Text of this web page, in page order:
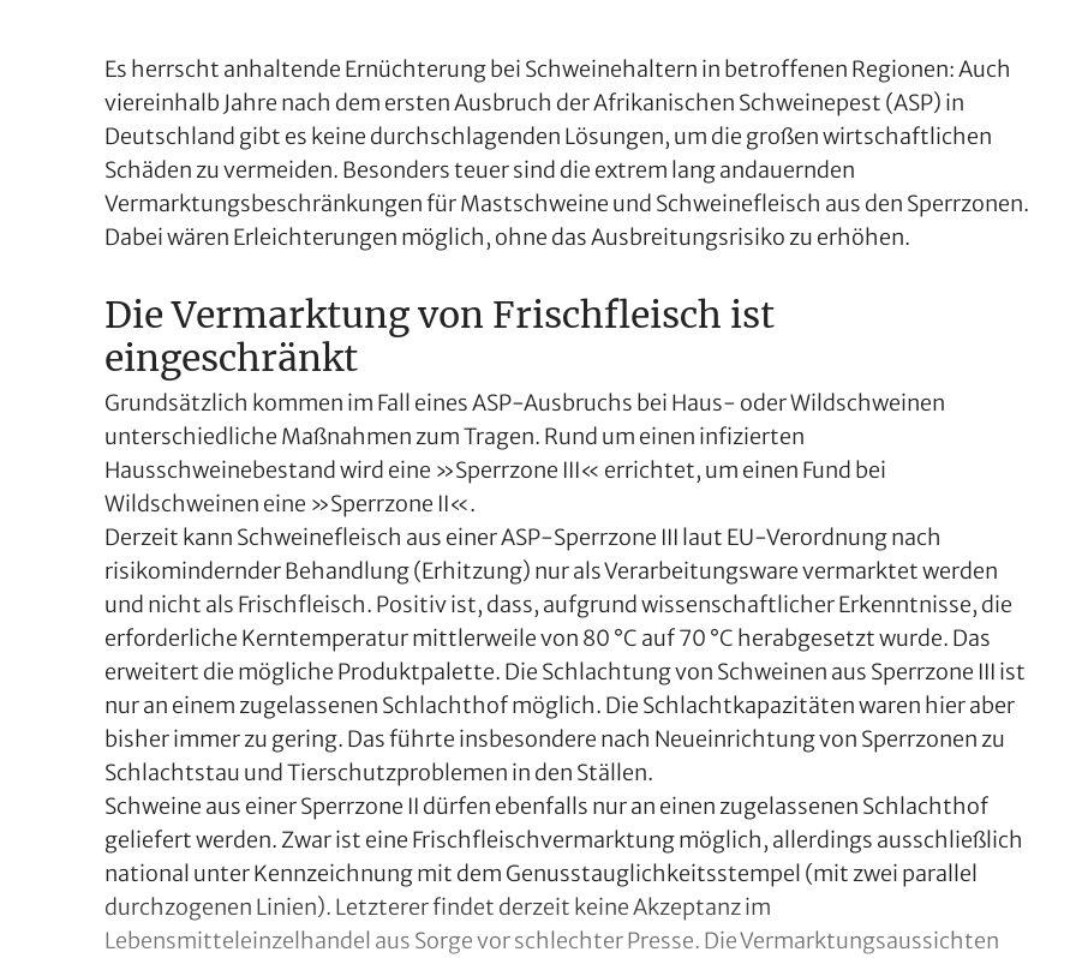
Es herrscht anhaltende Ernüchterung bei Schweinehaltern in betroffenen Regionen: Auch
viereinhalb Jahre nach dem ersten Ausbruch der Afrikanischen Schweinepest (ASP) in
Deutschland gibt es keine durchschlagenden Lösungen, um die großen wirtschaftlichen
Schäden zu vermeiden. Besonders teuer sind die extrem lang andauernden
Vermarktungsbeschränkungen für Mastschweine und Schweinefleisch aus den Sperrzonen.
Dabei wären Erleichterungen möglich, ohne das Ausbreitungsrisiko zu erhöhen.
Die Vermarktung von Frischfleisch ist
eingeschränkt
Grundsätzlich kommen im Fall eines ASP-Ausbruchs bei Haus- oder Wildschweinen
unterschiedliche Maßnahmen zum Tragen. Rund um einen infizierten
Hausschweinebestand wird eine »Sperrzone III« errichtet, um einen Fund bei
Wildschweinen eine »Sperrzone II«.
Derzeit kann Schweinefleisch aus einer ASP-Sperrzone III laut EU-Verordnung nach
risikomindernder Behandlung (Erhitzung) nur als Verarbeitungsware vermarktet werden
und nicht als Frischfleisch. Positiv ist, dass, aufgrund wissenschaftlicher Erkenntnisse, die
erforderliche Kerntemperatur mittlerweile von 80 °C auf 70 °C herabgesetzt wurde. Das
erweitert die mögliche Produktpalette. Die Schlachtung von Schweinen aus Sperrzone III ist
nur an einem zugelassenen Schlachthof möglich. Die Schlachtkapazitäten waren hier aber
bisher immer zu gering. Das führte insbesondere nach Neueinrichtung von Sperrzonen zu
Schlachtstau und Tierschutzproblemen in den Ställen.
Schweine aus einer Sperrzone II dürfen ebenfalls nur an einen zugelassenen Schlachthof
geliefert werden. Zwar ist eine Frischfleischvermarktung möglich, allerdings ausschließlich
national unter Kennzeichnung mit dem Genusstauglichkeitsstempel (mit zwei parallel
durchzogenen Linien). Letzterer findet derzeit keine Akzeptanz im
Lebensmitteleinzelhandel aus Sorge vor schlechter Presse. Die Vermarktungsaussichten